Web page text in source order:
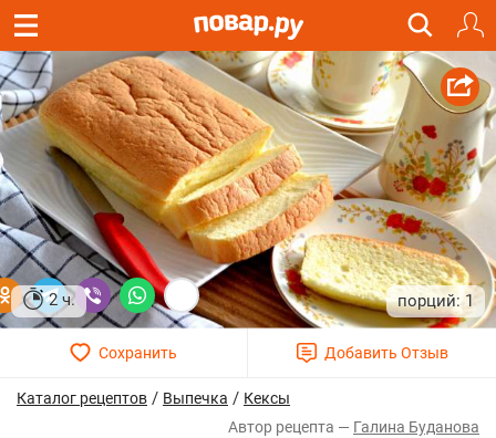
2 ч. 1
Каталог рецептов / Выпечка / Кексы
Галина Буданова